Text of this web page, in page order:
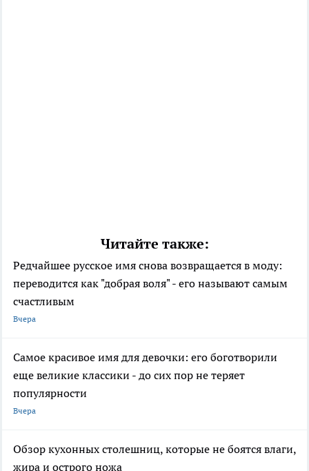
Читайте также:
Редчайшее русское имя снова возвращается в моду:
переводится как "добрая воля" - его называют самым
счастливым
Вчера
Самое красивое имя для девочки: его боготворили
еще великие классики - до сих пор не теряет
популярности
Вчера
Обзор кухонных столешниц, которые не боятся влаги,
жира и острого ножа